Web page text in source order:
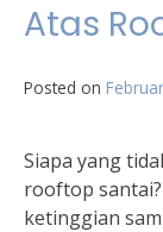
Atas
Posted on
Siapa yang
rooftop
ketinggian